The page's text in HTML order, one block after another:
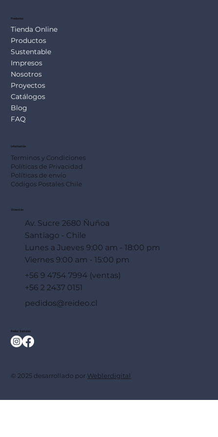
Productos
Tienda Online
Productos
Sustentable
Impresos
Nosotros
Proyectos
Catálogos
Blog
FAQ
Información
Terminos y Condiciones
Políticas de Privacidad
Políticas de envío
Códigos Postales Chile
Dirección
Av. Sucre 2680 Ñuñoa
Santiago - Chile
Lunes a Jueves 9:00 am - 18:00 pm
Viernes 9:00 am - 15:00 pm
+56 9 4754 7994 (ventas)
+56 2 2437 0151
pedidos@reideo.cl
Redes Sociales
© 2025 desarrollado por Weblerdigital